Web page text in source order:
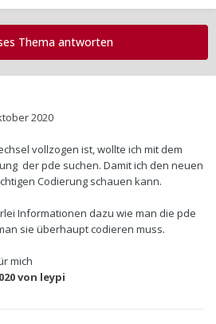
Thema antworten
2020
vollzogen ist, wollte ich mit dem
der pde suchen. Damit ich den neuen
Codierung schauen kann.
Informationen dazu wie man die pde
sie überhaupt codieren muss.
mich
von leypi